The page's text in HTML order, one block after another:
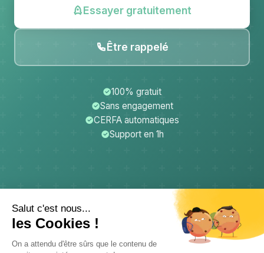
Essayer gratuitement
Être rappelé
100% gratuit
Sans engagement
CERFA automatiques
Support en 1h
CerfApp